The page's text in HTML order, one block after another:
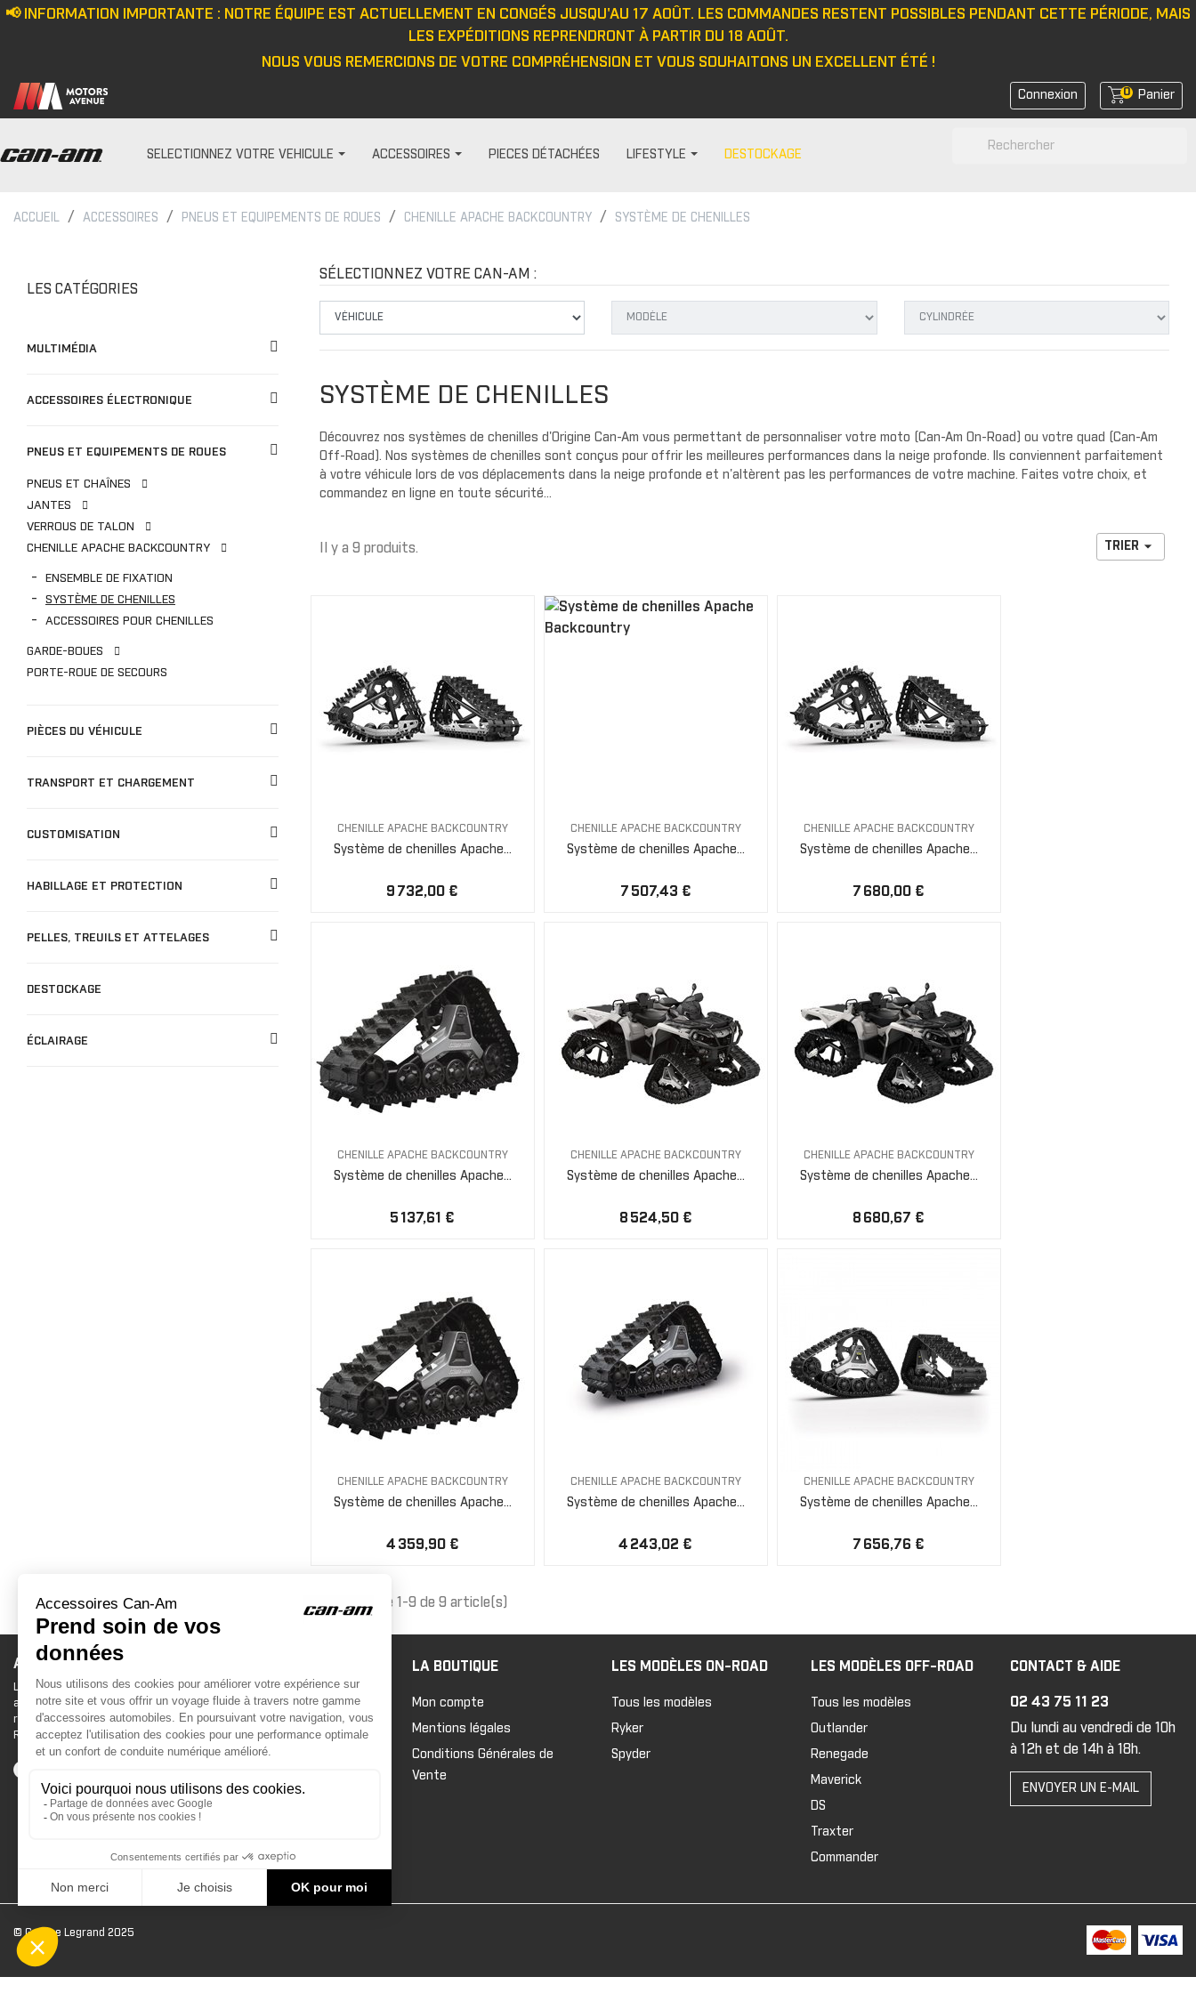
📢 INFORMATION IMPORTANTE : NOTRE ÉQUIPE EST ACTUELLEMENT EN CONGÉS JUSQU'AU 17 AOÛT. LES COMMANDES RESTENT POSSIBLES PENDANT CETTE PÉRIODE, MAIS
LES EXPÉDITIONS REPRENDRONT À PARTIR DU 18 AOÛT.
NOUS VOUS REMERCIONS DE VOTRE COMPRÉHENSION ET VOUS SOUHAITONS UN EXCELLENT ÉTÉ !
Connexion 0 Panier
SELECTIONNEZ VOTRE VEHICULE
COMMANDER
MAVERICK
OUTLANDER DS
RENEGADE
ACCESSOIRES
Écran anti-vent
Demi pare-brise
Pare-brise
Bâches de remisage
Bâches de remorquage
Bâches de voyage
Toits en Aluminium
Toits Souple
Toit Maillé
Visières
Barre anti-intrusion
Fenêtres
AILES
Extension d'ailes
Ailes
Portes souples
Portes sport
Enjoliveur de porte
Protecteurs de feux
Protecteurs de bras
Plaques de protection
Exo protecteurs
Couvercle de cage
Pare-chocs avant
Pare-chocs arrière
HABILLAGE ET PROTECTION
PIECES DÉTACHÉES LIFESTYLE
Casquette/bonnet
Veste
Pantalon
Cagoule/tour de cou
Gants
Pantalon
Haut
Cagoule/tour de cou
Gants
Veste
Pantalon
cou
JUNIOR
Cagoule/tour de cou
DESTOCKAGE
ACCUEIL ACCESSOIRES PNEUS ET EQUIPEMENTS DE ROUES CHENILLE APACHE BACKCOUNTRY SYSTÈME DE CHENILLES
LES CATÉGORIES
MULTIMÉDIA
ACCESSOIRES ÉLECTRONIQUE
PNEUS ET EQUIPEMENTS DE ROUES
PNEUS ET CHAÎNES
JANTES
VERROUS DE TALON
CHENILLE APACHE BACKCOUNTRY
ENSEMBLE DE FIXATION
SYSTÈME DE CHENILLES
ACCESSOIRES POUR CHENILLES
GARDE-BOUES
PORTE-ROUE DE SECOURS
PIÈCES DU VÉHICULE
TRANSPORT ET CHARGEMENT
CUSTOMISATION
HABILLAGE ET PROTECTION
PELLES, TREUILS ET ATTELAGES
DESTOCKAGE
ÉCLAIRAGE
SÉLECTIONNEZ VOTRE CAN-AM :
SYSTÈME DE CHENILLES
Découvrez nos systèmes de chenilles d'Origine Can-Am vous permettant de personnaliser votre moto (Can-Am On-Road) ou votre quad (Can-Am
Off-Road). Nos systèmes de chenilles sont conçus pour offrir les meilleures performances dans la neige profonde. Ils conviennent parfaitement
à votre véhicule lors de vos déplacements dans la neige profonde et n'altèrent pas les performances de votre machine. Faites votre choix, et
commandez en ligne en toute sécurité...
Il y a 9 produits. TRIER 
CHENILLE APACHE BACKCOUNTRY
Système de chenilles Apache...
9 732,00 €
CHENILLE APACHE BACKCOUNTRY
Système de chenilles Apache...
7 507,43 €
CHENILLE APACHE BACKCOUNTRY
Système de chenilles Apache...
7 680,00 €
CHENILLE APACHE BACKCOUNTRY
Système de chenilles Apache...
5 137,61 €
CHENILLE APACHE BACKCOUNTRY
Système de chenilles Apache...
8 524,50 €
CHENILLE APACHE BACKCOUNTRY
Système de chenilles Apache...
8 680,67 €
CHENILLE APACHE BACKCOUNTRY
Système de chenilles Apache...
4 359,90 €
CHENILLE APACHE BACKCOUNTRY
Système de chenilles Apache...
4 243,02 €
CHENILLE APACHE BACKCOUNTRY
Système de chenilles Apache...
7 656,76 €
Affichage 1-9 de 9 article(s)
ACCESSOIRES CAN-AM
Le site d'accessoires Can-Am vous propose des
accessoires d'origine pour équiper votre véhicule 3
roues (On Road) ou votre véhicule tout terrain (Off
Road) .
LA BOUTIQUE
Mon compte
Mentions légales
Conditions Générales de
Vente
LES MODÈLES ON-ROAD
Tous les modèles
Ryker
Spyder
LES MODÈLES OFF-ROAD
Tous les modèles
Outlander
Renegade
Maverick
DS
Traxter
Commander
CONTACT & AIDE
02 43 75 11 23
Du lundi au vendredi de 10h
à 12h et de 14h à 18h.
ENVOYER UN E-MAIL
© Groupe Legrand 2025